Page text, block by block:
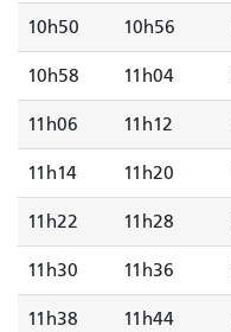
10h50 10h56
10h58 11h04
11h06 11h12
11h14 11h20
11h22 11h28
11h30 11h36
11h38 11h44